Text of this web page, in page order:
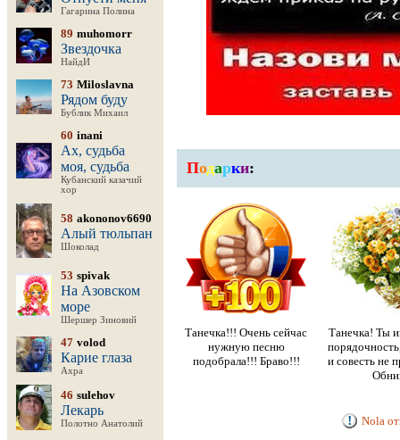
Гагарина Полина
89 muhomorr
Звездочка
НайдИ
73 Miloslavna
Рядом буду
Бублик Михаил
60 inani
Ах, судьба
моя, судьба
Кубанский казачий
хор
58 akononov6690
Алый тюльпан
Шоколад
53 spivak
На Азовском
море
Шершер Зиновий
47 volod
Карие глаза
Ахра
46 sulehov
Лекарь
Полотно Анатолий
Подарки:
Танечка!!! Очень сейчас
нужную песню
подобрала!!! Браво!!!
Танечка! Ты
и совесть не
Nola